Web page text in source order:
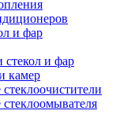
и фар
стекол и фар
камер